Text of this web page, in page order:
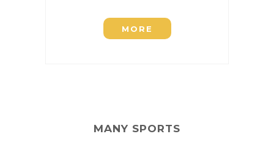
MORE
MANY SPORTS